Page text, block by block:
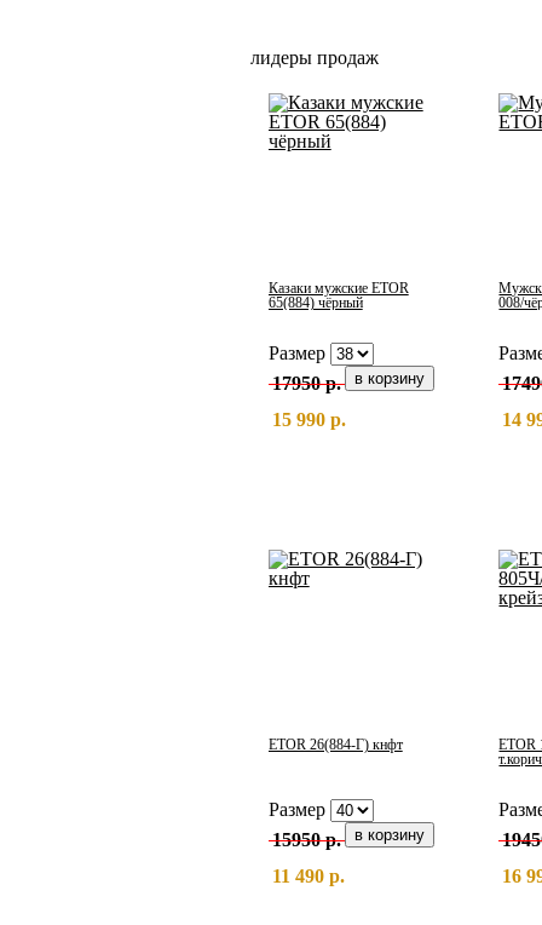
лидеры продаж
Казаки мужские ETOR
65(884) чёрный
Размер
17950 р.
15 990 р.
008/
14
ETOR 26(884-Г) кнфт
Размер
15950 р.
11 490 р.
ETOR
16